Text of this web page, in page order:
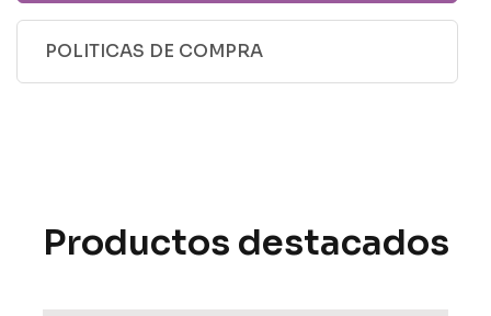
POLITICAS DE COMPRA
Productos destacados